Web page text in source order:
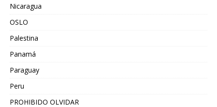
Nicaragua
OSLO
Palestina
Panamá
Paraguay
Peru
PROHIBIDO OLVIDAR